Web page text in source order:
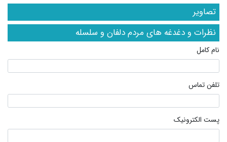
تصاویر
نظرات و دغدغه های مردم دلفان و سلسله
نام کامل
تلفن تماس
پست الکترونیک